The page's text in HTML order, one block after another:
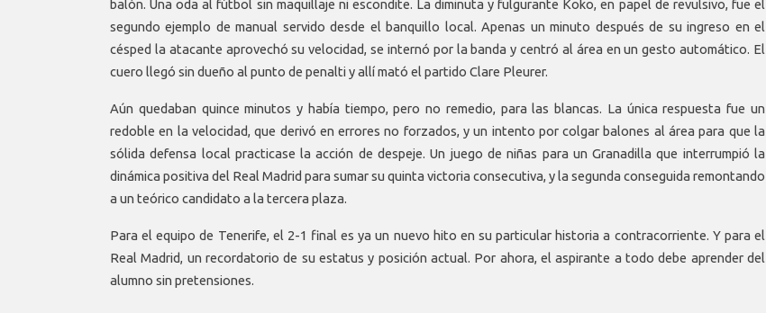
balón. Una oda al fútbol sin maquillaje ni escondite. La diminuta y fulgurante Koko, en papel de revulsivo, fue el
segundo ejemplo de manual servido desde el banquillo local. Apenas un minuto después de su ingreso en el
césped la atacante aprovechó su velocidad, se internó por la banda y centró al área en un gesto automático. El
cuero llegó sin dueño al punto de penalti y allí mató el partido Clare Pleurer.
Aún quedaban quince minutos y había tiempo, pero no remedio, para las blancas. La única respuesta fue un
redoble en la velocidad, que derivó en errores no forzados, y un intento por colgar balones al área para que la
sólida defensa local practicase la acción de despeje. Un juego de niñas para un Granadilla que interrumpió la
dinámica positiva del Real Madrid para sumar su quinta victoria consecutiva, y la segunda conseguida remontando
a un teórico candidato a la tercera plaza.
Para el equipo de Tenerife, el 2-1 final es ya un nuevo hito en su particular historia a contracorriente. Y para el
Real Madrid, un recordatorio de su estatus y posición actual. Por ahora, el aspirante a todo debe aprender del
alumno sin pretensiones.